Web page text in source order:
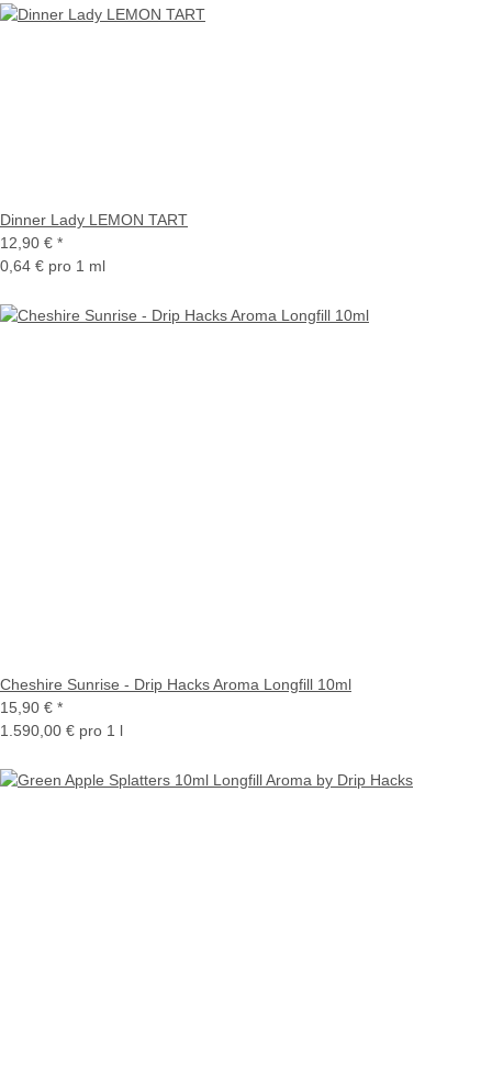
Dinner Lady LEMON TART
12,90 € *
0,64 € pro 1 ml
Cheshire Sunrise - Drip Hacks Aroma Longfill 10ml
15,90 € *
1.590,00 € pro 1 l